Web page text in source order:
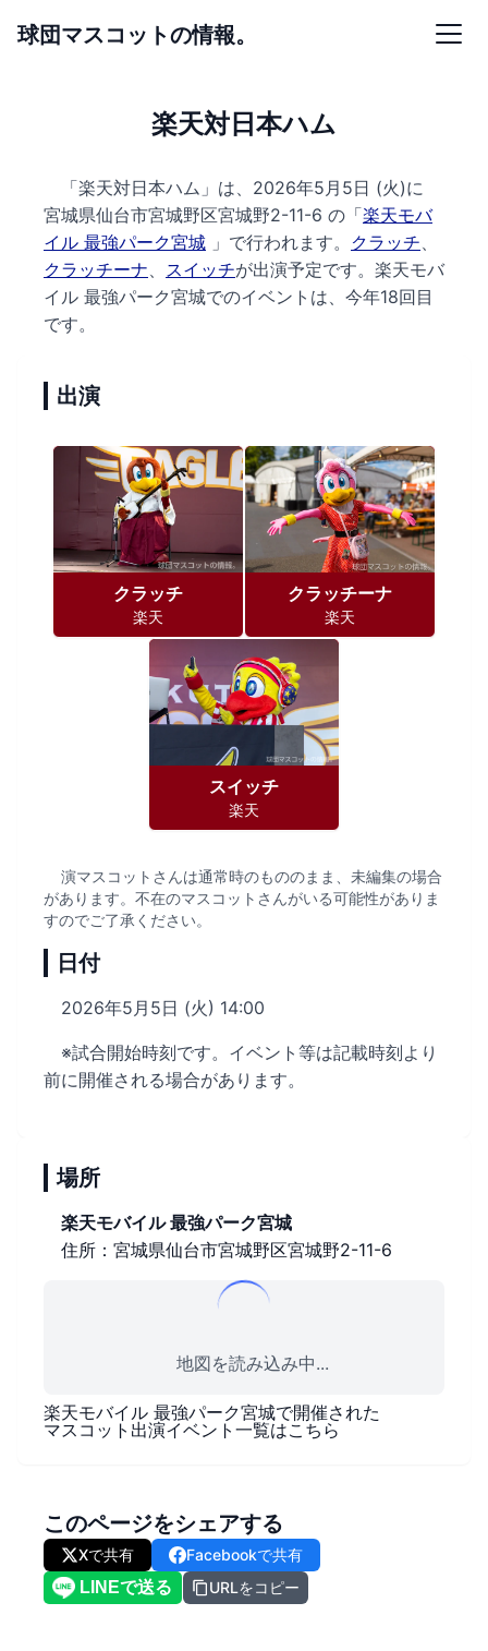
球団マスコットの情報。
楽天対日本ハム
「楽天対日本ハム」は、2026年5月5日 (火)に
宮城県仙台市宮城野区宮城野2-11-6 の 「楽天モバ
イル 最強パーク宮城 」で行われます。 クラッチ、
クラッチーナ、 スイッチが出演予定です。 楽天モバ
イル 最強パーク宮城でのイベントは、今年18回目
です。
出演
クラッチ
楽天
クラッチーナ
楽天
スイッチ
楽天
演マスコットさんは通常時のもののまま、未編集の場合
があります。不在のマスコットさんがいる可能性がありま
すのでご了承ください。
日付
2026年5月5日 (火) 14:00
※試合開始時刻です。イベント等は記載時刻より
前に開催される場合があります。
場所
楽天モバイル 最強パーク宮城
住所：宮城県仙台市宮城野区宮城野2-11-6
地図を読み込み中...
楽天モバイル 最強パーク宮城で開催された
マスコット出演イベント一覧はこちら
このページをシェアする
Xで共有
Facebookで共有
URLをコピー